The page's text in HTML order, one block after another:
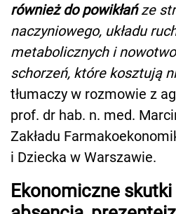
również do powikłańze
naczyniowego, układu
metabolicznych i
schorzeń, które kosztują
tłumaczy w rozmowie z
prof. dr hab. n. med.
Zakładu
i Dziecka w Warszawie.
Ekonomiczne skutki